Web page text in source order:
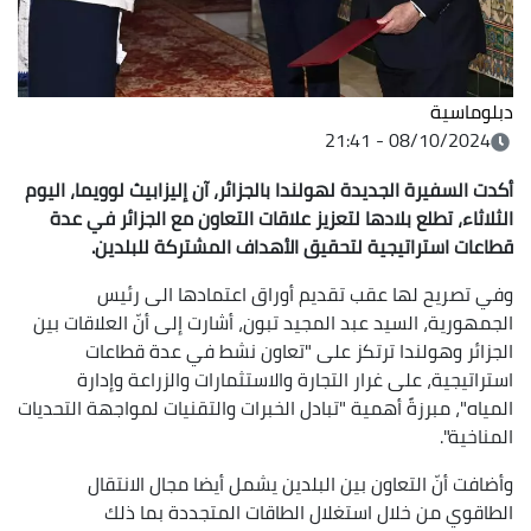
دبلوماسية
08/10/2024 - 21:41
أكدت السفيرة الجديدة لهولندا بالجزائر، آن إليزابيث لوويما، اليوم
الثلاثاء، تطلع بلادها لتعزيز علاقات التعاون مع الجزائر في عدة
قطاعات استراتيجية لتحقيق الأهداف المشتركة للبلدين.
وفي تصريح لها عقب تقديم أوراق اعتمادها الى رئيس
الجمهورية، السيد عبد المجيد تبون، أشارت إلى أنّ العلاقات بين
الجزائر وهولندا ترتكز على "تعاون نشط في عدة قطاعات
استراتيجية، على غرار التجارة والاستثمارات والزراعة وإدارة
المياه"، مبرزةً أهمية "تبادل الخبرات والتقنيات لمواجهة التحديات
المناخية".
وأضافت أنّ التعاون بين البلدين يشمل أيضا مجال الانتقال
الطاقوي من خلال استغلال الطاقات المتجددة بما ذلك